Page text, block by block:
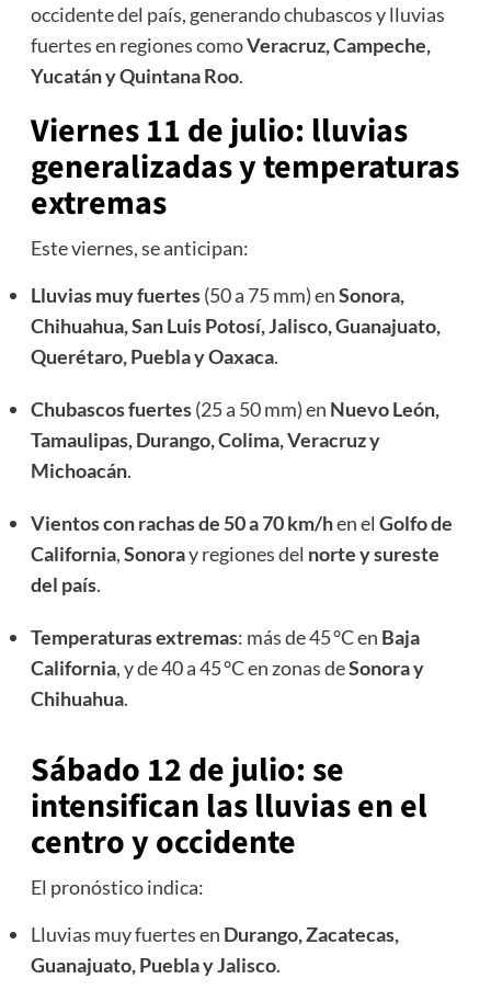
occidente del país, generando chubascos y lluvias
fuertes en regiones comoVeracruz, Campeche,
Yucatán y Quintana Roo.
Viernes 11 de julio: lluvias
generalizadas y temperaturas
extremas
Este viernes, se anticipan:
Lluvias muy fuertes(50 a 75 mm) enSonora,
Chihuahua, San Luis Potosí, Jalisco, Guanajuato,
Querétaro, Puebla y Oaxaca.
Chubascos fuertes(25 a 50 mm) en Nuevo León,
Tamaulipas, Durango, Colima, Veracruz y
Michoacán.
Vientos con rachas de 50 a 70 km/hen el Golfo de
California,Sonoray regiones del norte y sureste
del país.
Temperaturas extremas: más de 45 °C en Baja
California, y de 40 a 45 °C en zonas deSonora y
Chihuahua.
Sábado 12 de julio: se
intensifican las lluvias en el
centro y occidente
El pronóstico indica:
Lluvias muy fuertes en Durango, Zacatecas,
Guanajuato, Puebla y Jalisco.